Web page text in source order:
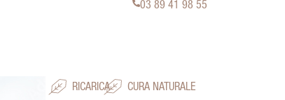
03 89 41 98 55
RICARICA CURA NATURALE